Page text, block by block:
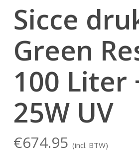
Sicce
Green
100 Liter
25W UV
€674.95 (incl. BTW)